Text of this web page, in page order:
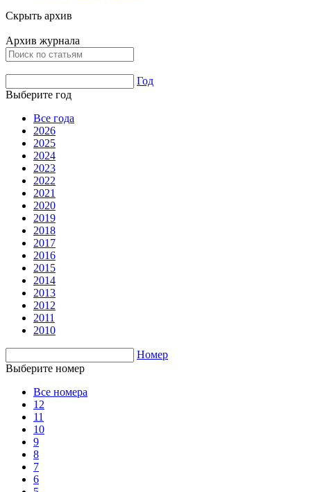
Скрыть архив
Архив журнала
Год
Выберите год
Все года
2026
2025
2024
2023
2022
2021
2020
2019
2018
2017
2016
2015
2014
2013
2012
2011
2010
Номер
Выберите номер
Все номера
12
11
10
9
8
7
6